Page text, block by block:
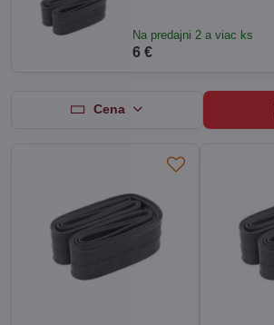
Na predajni 2 a viac ks
6 €
Cena